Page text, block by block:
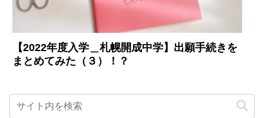
【2022年度入学＿札幌開成中学】出願手続きを
まとめてみた（３）！？